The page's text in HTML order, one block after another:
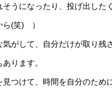
そうになったり、投げ出
は、怪獣
がして、自分だけが取り
きたくなる
つけて、時間を自分のため